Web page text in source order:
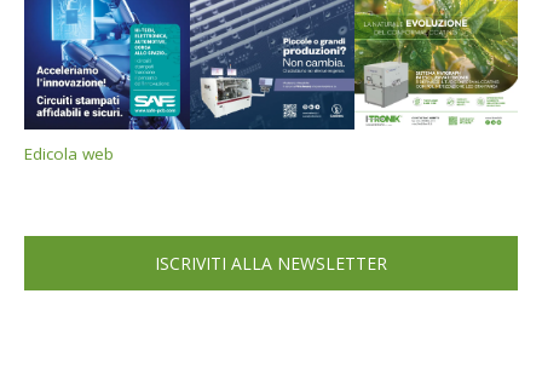
Edicola web
ISCRIVITI ALLA NEWSLETTER